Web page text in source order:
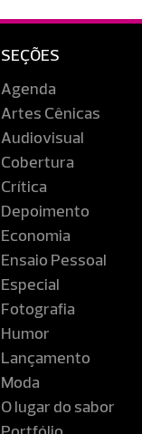
SEÇÕES
Agenda
Artes Cênicas
Audiovisual
Cobertura
Crítica
Depoimento
Economia
Ensaio Pessoal
Especial
Fotografia
Humor
Lançamento
Moda
O lugar do sabor